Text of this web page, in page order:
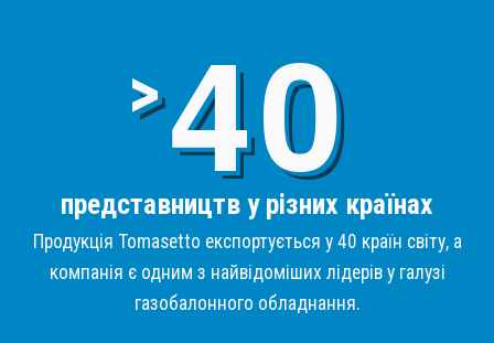
>4
представництв у різних країнах
Продукція Tomasetto експортується у 40 країн світу, а
компанія є одним з найвідоміших лідерів у галузі
газобалонного обладнання.